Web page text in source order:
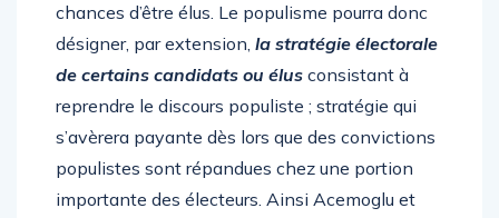
chances d’être élus. Le populisme pourra donc
désigner, par extension, la stratégie électorale
de certains candidats ou élus consistant à
reprendre le discours populiste ; stratégie qui
s’avèrera payante dès lors que des convictions
populistes sont répandues chez une portion
importante des électeurs. Ainsi Acemoglu et